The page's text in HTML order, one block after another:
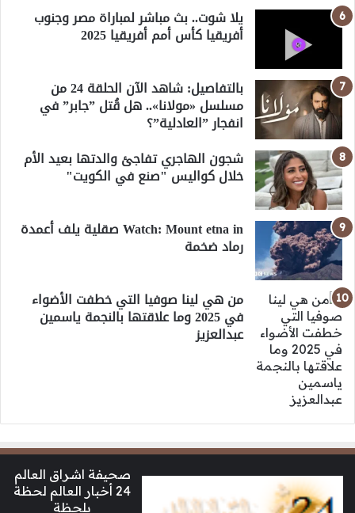
يلا شوت.. بث مباشر لمباراة مصر وجنوب
أفريقيا كأس أمم أفريقيا 2025
بالتفاصيل: شاهد الآن الحلقة 24 من
مسلسل «مولانا».. هل قُتل ”جابر” في
انفجار ”العادلية”؟
شجون الهاجري تفاجئ والدتها بعيد الأم
خلال كواليس "صنع في الكويت"
Watch: Mount etna in صقلية يلف أعمدة
رماد ضخمة
من هي لينا صوفيا التي خطفت الأضواء
في 2025 وما علاقتها بالنجمة ياسمين
عبدالعزيز
صحيفة اشراق العالم
24 أخبار العالم لحظة
بلحظة